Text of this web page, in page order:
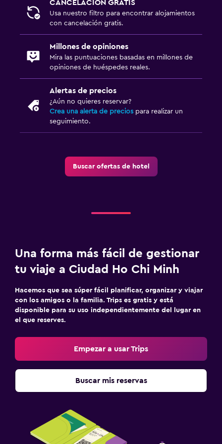
Despertador
Perchero
Armario o clóset
Actividades
Zoológico
Tienda de regalos
Entretenimiento nocturno
Salón de belleza
Terraza/patio
Sillas de playa
Lavandería
Lavandería
Servicio de planchado
Servicios de lavandería/tintorería
Plancha para pantalones
Plancha y tabla de planchar
Limpieza diaria
Cámaras CCTV en zonas comunes
CANCELACIÓN GRATIS
Usa nuestro filtro para encontrar alojamientos
con cancelación gratis.
Millones de opiniones
Mira las puntuaciones basadas en millones de
opiniones de huéspedes reales.
Alertas de precios
¿Aún no quieres reservar?
Crea una alerta de precios para realizar un
seguimiento.
Buscar ofertas de hotel
Una forma más fácil de gestionar
tu viaje a Ciudad Ho Chi Minh
Hacemos que sea súper fácil planificar, organizar y viajar
con los amigos o la familia. Trips es gratis y está
disponible para su uso independientemente del lugar en
el que reserves.
Empezar a usar Trips
Buscar mis reservas